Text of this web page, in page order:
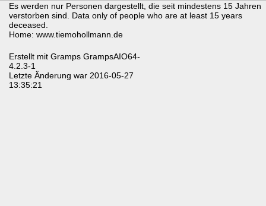
Es werden nur Personen dargestellt, die seit mindestens 15 Jahren
verstorben sind. Data only of people who are at least 15 years
deceased.
Home: www.tiemohollmann.de
Erstellt mit Gramps GrampsAIO64-
4.2.3-1
Letzte Änderung war 2016-05-27
13:35:21